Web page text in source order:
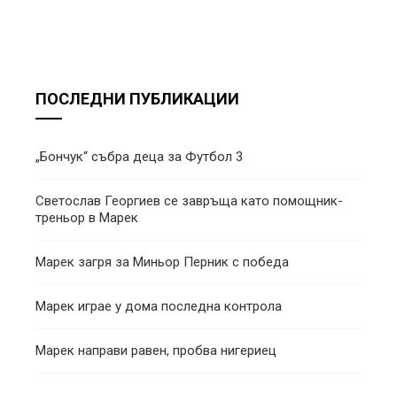
ПОСЛЕДНИ ПУБЛИКАЦИИ
„Бончук“ събра деца за Футбол 3
Светослав Георгиев се завръща като помощник-
треньор в Марек
Марек загря за Миньор Перник с победа
Марек играе у дома последна контрола
Марек направи равен, пробва нигериец